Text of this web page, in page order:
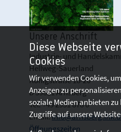
Unsere Anschrift
Industrie- und
Hellweg-Sauerland
Königstraße 18-20
D 59821 Arnsberg
Tel: +49 2931 878 0
Email:
Öffnungszeiten
Diese Webseite
Cookies
Wir verwenden Cookies,
Anzeigen zu
soziale Medien anbieten
Zugriffe auf unsere